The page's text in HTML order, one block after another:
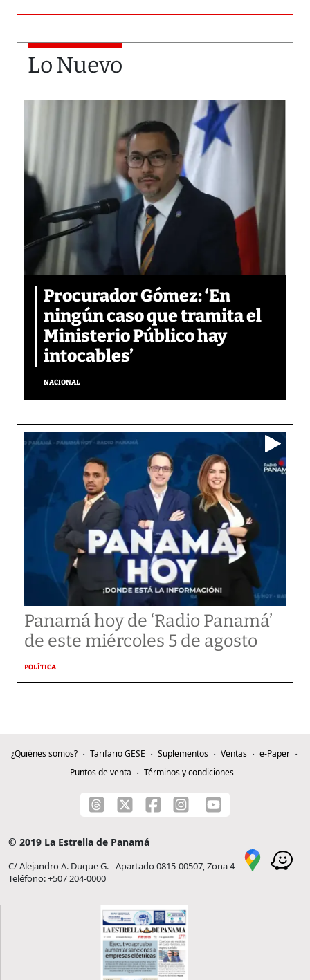
Lo Nuevo
Procurador Gómez: ‘En
ningún caso que tramita el
Ministerio Público hay
intocables’
NACIONAL
Panamá hoy de ‘Radio Panamá’
de este miércoles 5 de agosto
POLÍTICA
¿Quiénes somos? Tarifario GESE Suplementos Ventas
e-Paper
Puntos de venta
Términos y condiciones
© 2019 La Estrella de Panamá
C/ Alejandro A. Duque G. - Apartado 0815-00507, Zona 4
Teléfono: +507 204-0000